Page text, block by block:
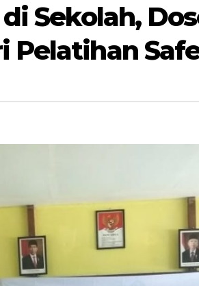
Sekolah,
Pelatihan